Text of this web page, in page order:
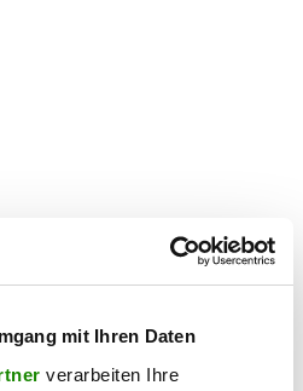
mit Ihren Daten
verarbeiten Ihre